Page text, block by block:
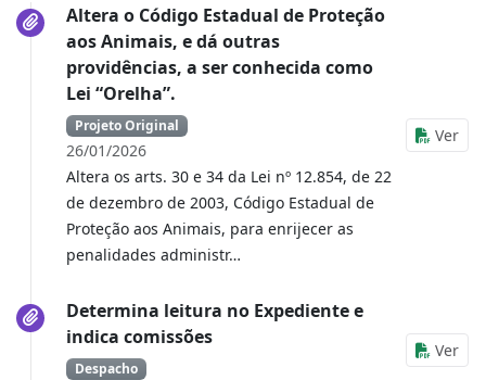
Altera o Código Estadual de Proteção
aos Animais, e dá outras
providências, a ser conhecida como
Lei “Orelha”.
Projeto Original
26/01/2026
Altera os arts. 30 e 34 da Lei nº 12.854, de 22
de dezembro de 2003, Código Estadual de
Proteção aos Animais, para enrijecer as
penalidades administr…
Ver
Determina leitura no Expediente e
indica comissões
Despacho
Ver